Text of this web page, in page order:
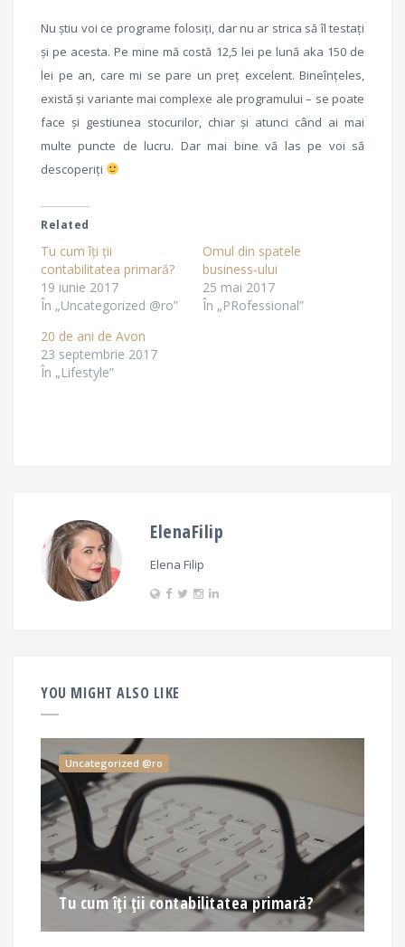
Nu știu voi ce programe folosiți, dar nu ar strica să îl testați
și pe acesta. Pe mine mă costă 12,5 lei pe lună aka 150 de
lei pe an, care mi se pare un preț excelent. Bineînțeles,
există și variante mai complexe ale programului – se poate
face și gestiunea stocurilor, chiar și atunci când ai mai
multe puncte de lucru. Dar mai bine vă las pe voi să
descoperiți
Related
Tu cum îți ții
contabilitatea primară?
19 iunie 2017
În „Uncategorized @ro”
Omul din spatele
business-ului
25 mai 2017
În „PRofessional”
20 de ani de Avon
23 septembrie 2017
În „Lifestyle”
ElenaFilip
Elena Filip
YOU MIGHT ALSO LIKE
Uncategorized @ro
Tu cum îți ții contabilitatea primară?